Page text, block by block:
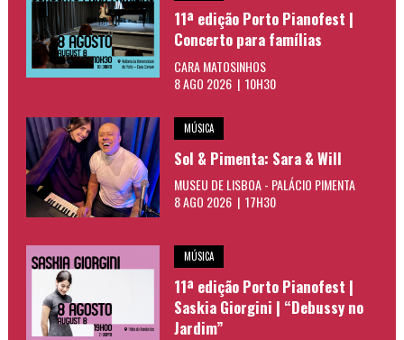
11ª edição Porto Pianofest |
Concerto para famílias
CARA MATOSINHOS
8 AGO 2026 | 10H30
MÚSICA
Sol & Pimenta: Sara & Will
MUSEU DE LISBOA - PALÁCIO PIMENTA
8 AGO 2026 | 17H30
MÚSICA
11ª edição Porto Pianofest |
Saskia Giorgini | “Debussy no
Jardim”